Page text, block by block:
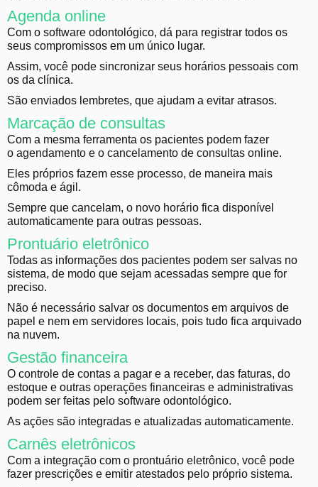
Agenda online
Com o software odontológico, dá para registrar todos os
seus compromissos em um único lugar.
Assim, você pode sincronizar seus horários pessoais com
os da clínica.
São enviados lembretes, que ajudam a evitar atrasos.
Marcação de consultas
Com a mesma ferramenta os pacientes podem fazer
o agendamento e o cancelamento de consultas online.
Eles próprios fazem esse processo, de maneira mais
cômoda e ágil.
Sempre que cancelam, o novo horário fica disponível
automaticamente para outras pessoas.
Prontuário eletrônico
Todas as informações dos pacientes podem ser salvas no
sistema, de modo que sejam acessadas sempre que for
preciso.
Não é necessário salvar os documentos em arquivos de
papel e nem em servidores locais, pois tudo fica arquivado
na nuvem.
Gestão financeira
O controle de contas a pagar e a receber, das faturas, do
estoque e outras operações financeiras e administrativas
podem ser feitas pelo software odontológico.
As ações são integradas e atualizadas automaticamente.
Carnês eletrônicos
Com a integração com o prontuário eletrônico, você pode
fazer prescrições e emitir atestados pelo próprio sistema.